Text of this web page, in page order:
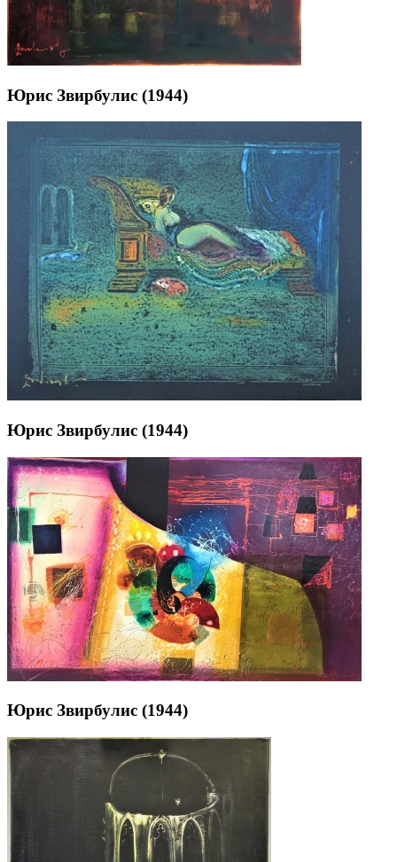
Юрис Звирбулис (1944)
Юрис Звирбулис (1944)
Юрис Звирбулис (1944)